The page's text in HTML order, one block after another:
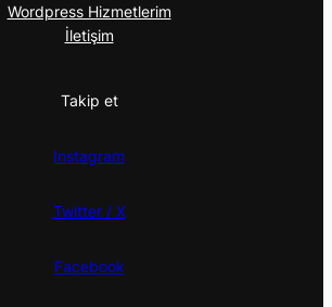
Wordpress Hizmetlerim
İletişim
Takip et
Instagram
Twitter / X
Facebook